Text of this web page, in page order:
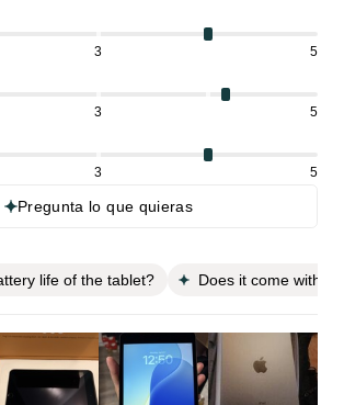
3 5
3 5
3 5
Pregunta lo que quieras
life of the tablet? Does it come with